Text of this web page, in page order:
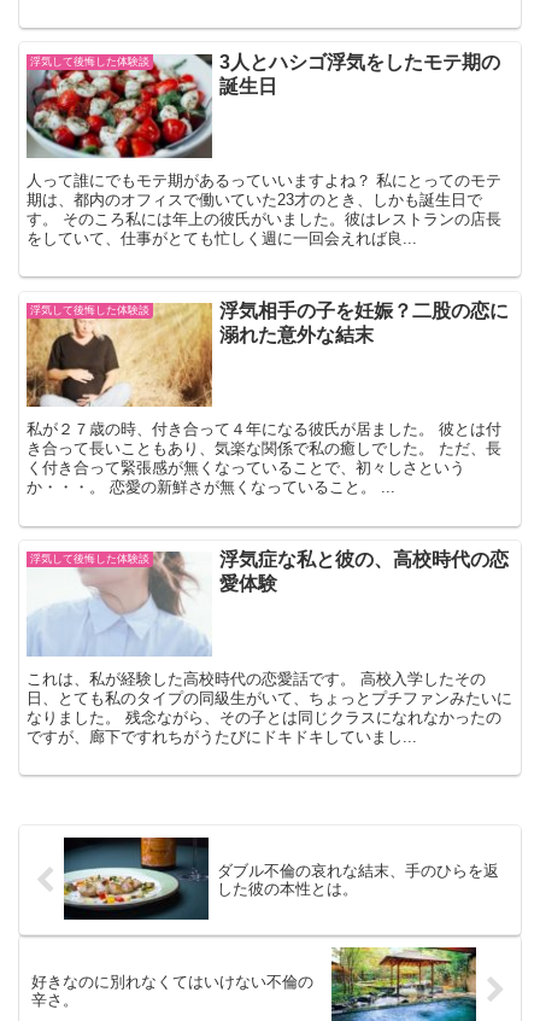
浮気して後悔した体験談
3人とハシゴ浮気をしたモテ期の
誕生日
人って誰にでもモテ期があるっていいますよね？ 私にとってのモテ
期は、都内のオフィスで働いていた23才のとき、しかも誕生日で
す。 そのころ私には年上の彼氏がいました。彼はレストランの店長
をしていて、仕事がとても忙しく週に一回会えれば良...
浮気して後悔した体験談
浮気相手の子を妊娠？二股の恋に
溺れた意外な結末
私が２７歳の時、付き合って４年になる彼氏が居ました。 彼とは付
き合って長いこともあり、気楽な関係で私の癒しでした。 ただ、長
く付き合って緊張感が無くなっていることで、初々しさという
か・・・。 恋愛の新鮮さが無くなっていること。 ...
浮気して後悔した体験談
浮気症な私と彼の、高校時代の恋
愛体験
これは、私が経験した高校時代の恋愛話です。 高校入学したその
日、とても私のタイプの同級生がいて、ちょっとプチファンみたいに
なりました。 残念ながら、その子とは同じクラスになれなかったの
ですが、廊下ですれちがうたびにドキドキしていまし...
ダブル不倫の哀れな結末、手のひらを返
した彼の本性とは。
好きなのに別れなくてはいけない不倫の
辛さ。